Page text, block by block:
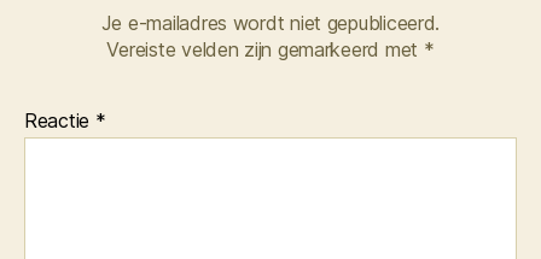
Je e-mailadres wordt niet gepubliceerd.
Vereiste velden zijn gemarkeerd met *
Reactie *